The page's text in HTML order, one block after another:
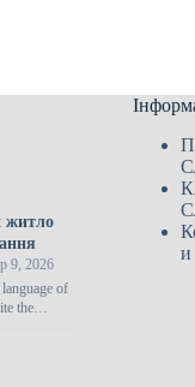
житло
9, 2026
of
the
и